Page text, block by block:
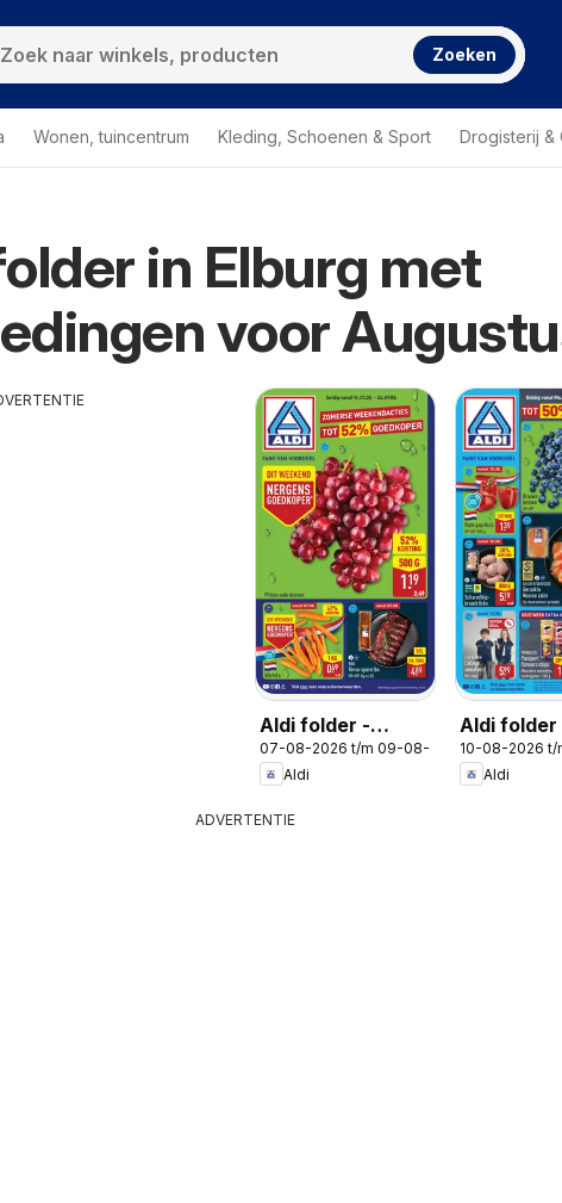
Zoeken
Wonen, tuincentrum Kleding, Schoenen & Sport Drogisterij &
in Elburg met
voor
Aldi folder -
Weekendfolder
07-08-2026 t/m 09-08-2026
Aldi
Aldi folder
33
10-08-2026
Aldi
ADVERTENTIE